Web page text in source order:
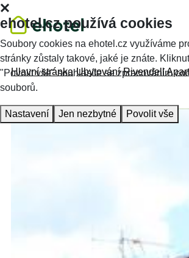
Hlavní stránka Ubytování Rivendell
ehotel.cz používá cookies
Soubory cookies na ehotel.cz využíváme
stránky zůstaly takové, jaké je znáte.
"Povolit vše" souhlasíte se zpracováním
souborů.
Nastavení Jen nezbytné Povolit vše